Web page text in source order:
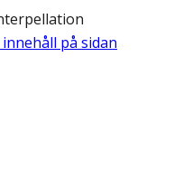
på sidan